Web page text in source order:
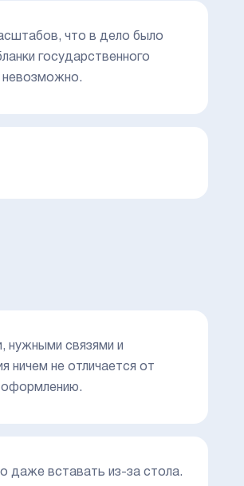
что в дело было
государственного
невозможно.
нужными связями и
ничем не отличается от
оформлению.
даже вставать из-за стола.